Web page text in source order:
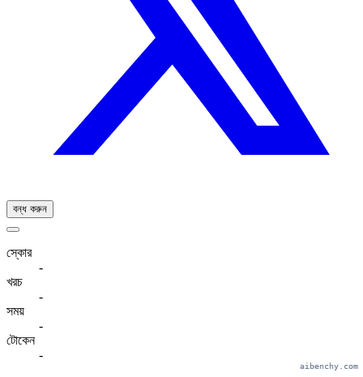
বন্ধ করুন
স্কোর
-
খরচ
-
সময়
-
টোকেন
-